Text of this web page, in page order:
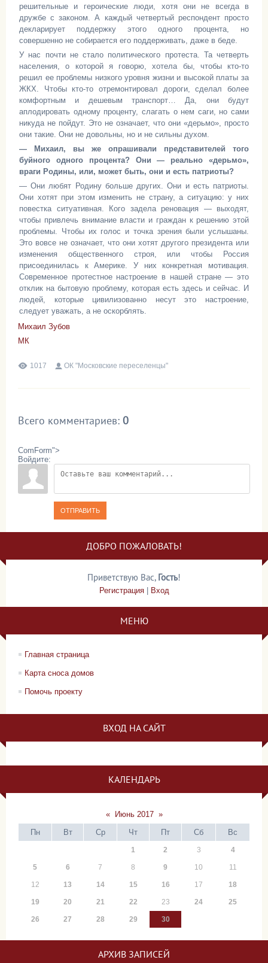
решительные и героические люди, хотя они не всегда в
дружбе с законом. А каждый четвертый респондент просто
декларирует поддержку этого одного процента, но
совершенно не собирается его поддерживать, даже в беде.
У нас почти не стало политического протеста. Та четверть
населения, о которой я говорю, хотела бы, чтобы кто-то
решил ее проблемы низкого уровня жизни и высокой платы за
ЖКХ. Чтобы кто-то отремонтировал дороги, сделал более
комфортным и дешевым транспорт… Да, они будут
аплодировать одному проценту, слагать о нем саги, но сами
никуда не пойдут. Это не означает, что они «дерьмо», просто
они такие. Они не довольны, но и не сильны духом.
— Михаил, вы же опрашивали представителей того
буйного одного процента? Они — реально «дерьмо»,
враги Родины, или, может быть, они и есть патриоты?
— Они любят Родину больше других. Они и есть патриоты.
Они хотят при этом изменить не страну, а ситуацию: у них
повестка ситуативная. Кого задела реновация — выходят,
чтобы привлечь внимание власти и граждан к решению этой
проблемы. Чтобы их голос и точка зрения были услышаны.
Это вовсе не означает, что они хотят другого президента или
изменения общественного строя, или чтобы Россия
присоединилась к Америке. У них конкретная мотивация.
Современное протестное настроение в нашей стране — это
отклик на бытовую проблему, которая есть здесь и сейчас. И
людей, которые цивилизованно несут это настроение,
следует уважать, а не оскорблять.
Михаил Зубов
МК
1017 ОК "Московские переселенцы"
Всего комментариев: 0
ComForm">
Войдите:
ОТПРАВИТЬ
ДОБРО ПОЖАЛОВАТЬ!
Приветствую Вас, Гость!
Регистрация| Вход
МЕНЮ
Главная страница
Карта сноса домов
Помочь проекту
ВХОД НА САЙТ
КАЛЕНДАРЬ
« Июнь 2017 »
Пн
Вт Ср Чт Пт Сб Вс
1 2 3 4
5 6 7 8 9 10 11
12 13 14 15 16 17 18
19 20 21 22 23 24 25
26 27 28 29 30
АРХИВ ЗАПИСЕЙ